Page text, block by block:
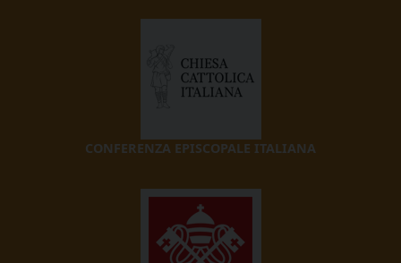
CONFERENZA EPISCOPALE ITALIANA